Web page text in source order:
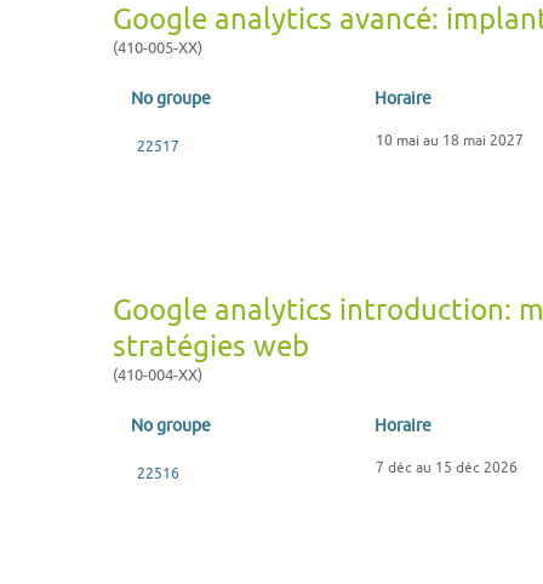
Google analytics avancé:
(410-005-XX)
No groupe Horaire
22517 10 mai au 18 mai 2027
Google analytics introduction:
stratégies web
(410-004-XX)
No groupe Horaire
22516 7 déc au 15 déc 2026